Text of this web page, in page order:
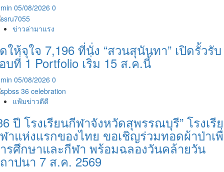
05/08/2026 0
ข่าวล่ามาแรง
ให้จุใจ 7,196 ที่นั่ง “สวนสุนันทา” เปิดรั้วรับ
บที่ 1 Portfolio เริ่ม 15 ส.ค.นี้
05/08/2026 0
แฟ้มข่าวดีดี
ปี โรงเรียนกีฬาจังหวัดสุพรรณบุรี” โรงเรี
าแห่งแรกของไทย ขอเชิญร่วมทอดผ้าป่าเ
รศึกษาและกีฬา พร้อมฉลองวันคล้ายวัน
าปนา 7 ส.ค. 2569